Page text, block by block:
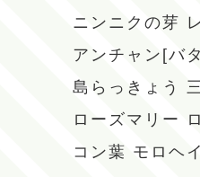
ニンニクの芽
アンチャン[バ
島らっきょう
ローズマリー
コン葉 モロヘ